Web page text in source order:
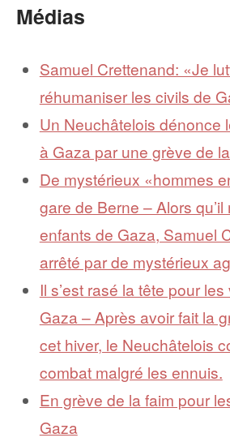
Médias
Samuel Crettenand: «Je
réhumaniser les civils de
Un Neuchâtelois dénonce
à Gaza par une grève de
De mystérieux «hommes
gare de Berne – Alors
enfants de Gaza, Samuel
arrêté par de mystérieux
Il s’est rasé la tête pour
Gaza – Après avoir fait la
cet hiver, le Neuchâtelois
combat malgré les ennuis.
En grève de la faim pour
Gaza